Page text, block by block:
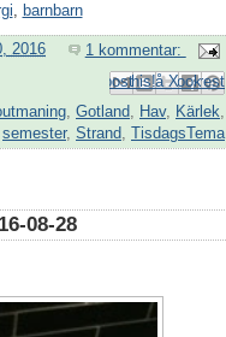
, barnbarn
2016
1 kommentar:
Skicka med e-post
BlogThis!
Dela på X
Dela på Facebook
Dela på Pinterest
, Gotland, Hav, Kärlek,
semester, Strand, TisdagsTema
08-28